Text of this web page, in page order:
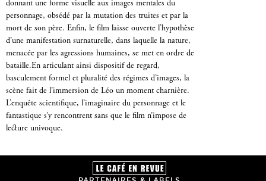
donnant une forme visuelle aux images mentales du
personnage, obsédé par la mutation des truites et par la
mort de son père. Enfin, le film laisse ouverte l’hypothèse
d’une manifestation surnaturelle, dans laquelle la nature,
menacée par les agressions humaines, se met en ordre de
bataille.En articulant ainsi dispositif de regard,
basculement formel et pluralité des régimes d’images, la
scène fait de l’immersion de Léo un moment charnière.
L’enquête scientifique, l’imaginaire du personnage et le
fantastique s’y rencontrent sans que le film n’impose de
lecture univoque.